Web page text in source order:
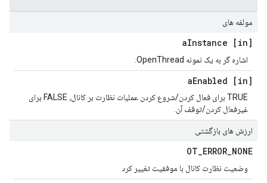
مولفه های
[in] a
Instance
اشاره گر به یک نمونه OpenThread.
[in] a
Enabled
TRUE برای فعال کردن/شروع کردن عملیات نظارت بر کانال، FALSE برای
غیرفعال کردن/توقف آن.
ارزش های بازگشتی
OT_ERROR_NONE
وضعیت نظارت کانال با موفقیت تغییر کرد